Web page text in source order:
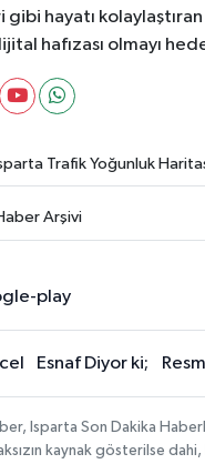
hayatı
hafızası olmayı
Trafik Yoğunluk
Arşivi
Esnaf Diyor ki;
Isparta Son Dakika
kaynak gösterilse